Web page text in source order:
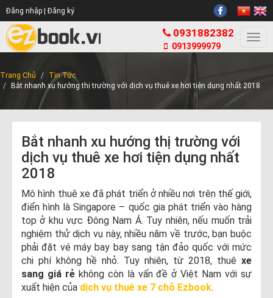
Đăng nhập | Đăng ký
0931882382
0913999979
Trang Chủ
Tin Tức
Bắt nhanh xu hướng thị trường với dịch vụ thuê xe hơi tiện dụng nhất 2018
Bắt nhanh xu hướng thị trường với
dịch vụ thuê xe hơi tiện dụng nhất
2018
Mô hình thuê xe đã phát triển ở nhiều nơi trên thế giới,
điển hình là Singapore – quốc gia phát triển vào hàng
top ở khu vực Đông Nam Á. Tuy nhiên, nếu muốn trải
nghiệm thử dịch vụ này, nhiều năm về trước, bạn buộc
phải đặt vé máy bay bay sang tận đảo quốc với mức
chi phí không hề nhỏ. Tuy nhiên, từ 2018, thuê xe
sang giá rẻkhông còn là vấn đề ở Việt Nam với sự
xuất hiện của dịch vụ thuê xe 7 chỗ Ezbook.